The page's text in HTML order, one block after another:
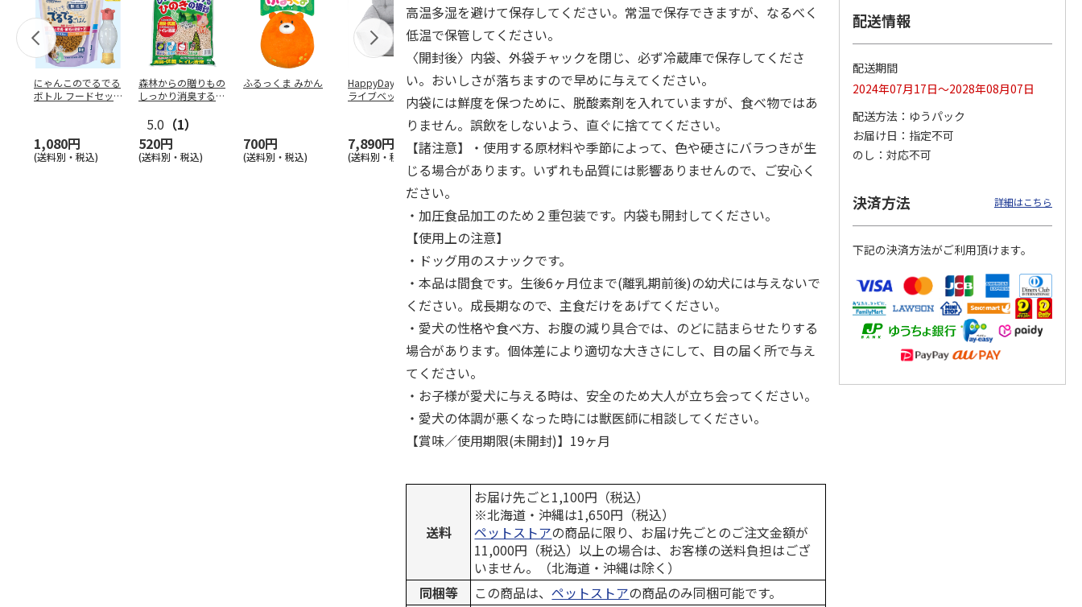
にゃんこのでるでる
ボトル フードセッ
1,080円
(送料別・税込)
森林からの贈りもの
しっかり消臭するひ
5.0 （1）
520円
(送料別・税込)
ふるっくま みかん
700円
(送料別・税込)
HappyDays 2wayド
ライブベッド グレ
7,890円
(送料別・税込)
獣医師開発 ニオイ
をとる砂専用 猫ト
イレ ナチュラルグ
レー
1,550円
(送料別・税込)
デオトイレ 飛び散
らない消臭・抗菌サ
ンド 4L
1,320円
(送料別・税込)
無添加良品 カムカ
ムデンタルコーン
ぐるぐるボーン型 S
…
470円
(送料別・税込)
チ 健康に育つ子ね
こ用 まぐろ・かつ
120円
(送料別・税込)
ペット線香 虹のか
なた フルーティフ
ローラルの香り
590円
(送料別・税込)
鈴虫の経木 3枚入
高温多湿を避けて保存してください。常温で保存できますが、なるべく
低温で保管してください。
〈開封後〉内袋、外袋チャックを閉じ、必ず冷蔵庫で保存してくださ
い。おいしさが落ちますので早めに与えてください。
内袋には鮮度を保つために、脱酸素剤を入れていますが、食べ物ではあ
りません。誤飲をしないよう、直ぐに捨ててください。
【諸注意】・使用する原材料や季節によって、色や硬さにバラつきが生
じる場合があります。いずれも品質には影響ありませんので、ご安心く
ださい。
・加圧食品加工のため２重包装です。内袋も開封してください。
【使用上の注意】
・ドッグ用のスナックです。
・本品は間食です。生後6ヶ月位まで(離乳期前後)の幼犬には与えないで
ください。成長期なので、主食だけをあげてください。
・愛犬の性格や食べ方、お腹の減り具合では、のどに詰まらせたりする
場合があります。個体差により適切な大きさにして、目の届く所で与え
てください。
・お子様が愛犬に与える時は、安全のため大人が立ち会ってください。
・愛犬の体調が悪くなった時には獣医師に相談してください。
【賞味／使用期限(未開封)】19ヶ月
送料
お届け先ごと1,100円（税込）
※北海道・沖縄は1,650円（税込）
ペットストアの商品に限り、お届け先ごとのご注文金額が
11,000円（税込）以上の場合は、お客様の送料負担はござ
いません。（北海道・沖縄は除く）
同梱等
この商品は、ペットストアの商品のみ同梱可能です。
配送情報
配送期間
2024年07月17日～2028年08月07日
配送方法
ゆうパック
お届け日
指定不可
のし
対応不可
決済方法 詳細はこちら
下記の決済方法がご利用頂けます。